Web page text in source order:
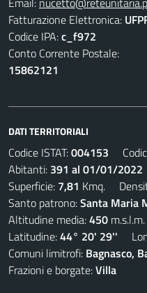
Fatturazione Elettronica:
Codice IPA:c_f972
Conto Corrente Postale:
15862121
DATI TERRITORIALI
Codice ISTAT:004153
Abitanti: 391 al 01/01/2022
Superficie: 7,81 Kmq.
Santo patrono:Santa Maria
Altitudine media:450 m.s.l.m.
Latitudine:44° 20' 29''
Comuni limitrofi: Bagnasco,
Frazioni e borgate:Villa